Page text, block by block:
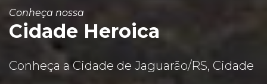
Conheça nossa
Cidade Heroica
Conheça a Cidade de Jaguarão/RS, Cidade